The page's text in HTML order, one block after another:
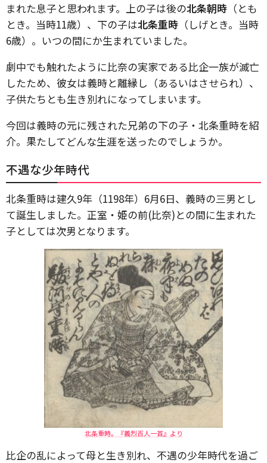
まれた息子と思われます。上の子は後の北条朝時 （とも
とき。当時11歳）、下の子は北条重時 （しげとき。当時
6歳）。いつの間にか生まれていました。
劇中でも触れたように比奈の実家である比企一族が滅亡
したため、彼女は義時と離縁し（あるいはさせられ）、
子供たちとも生き別れになってしまいます。
今回は義時の元に残された兄弟の下の子・北条重時を紹
介。果たしてどんな生涯を送ったのでしょうか。
不遇な少年時代
北条重時は建久9年（1198年）6月6日、義時の三男とし
て誕生しました。正室・姫の前(比奈)との間に生まれた
子としては次男となります。
北条重時。『義烈百人一首』より
比企の乱によって母と生き別れ、不遇の少年時代を過ご